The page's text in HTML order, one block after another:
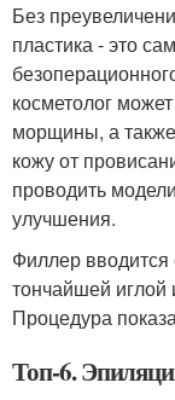
Без
пластика - это
косметолог
морщины, а
кожу от
проводить
улучшения.
Филлер
тончайшей иглой
Процедура
Топ-6.